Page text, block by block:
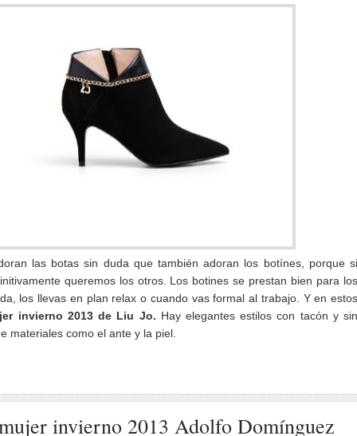
las botas sin duda que también adoran los botínes, porque si
queremos los otros. Los botines se prestan bien para los
los llevas en plan relax o cuando vas formal al trabajo. Y en estos
invierno 2013 de Liu Jo. Hay elegantes estilos con tacón y
materiales como el ante y la piel.
invierno 2013 Adolfo Domínguez